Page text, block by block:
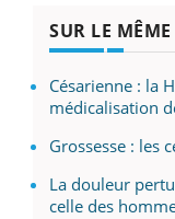
SUR LE
Césarienne : la
médicalisation
Grossesse : les
La douleur
celle des